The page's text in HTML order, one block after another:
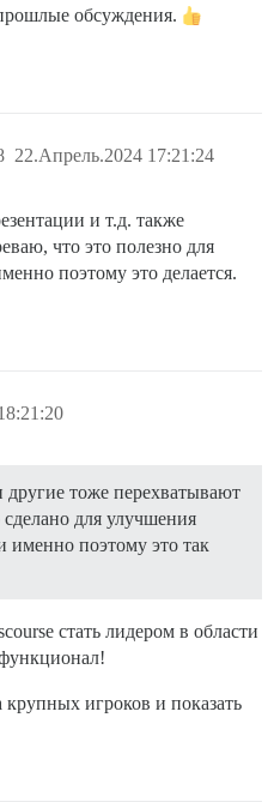
обсуждения.
22.Апрель.2024 17:21:24
и т.д. также
что это полезно для
поэтому это делается.
тоже перехватывают
для улучшения
именно поэтому это так
стать лидером в области
игроков и показать